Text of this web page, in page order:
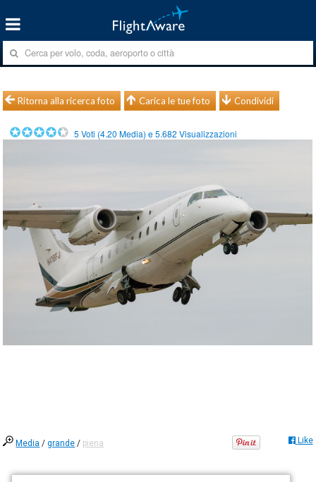
Ritorna alla ricerca foto Carica le tue foto Condividi
5 Voti (4.20 Media) e5.682 Visualizzazioni
Media /grande / piena Like